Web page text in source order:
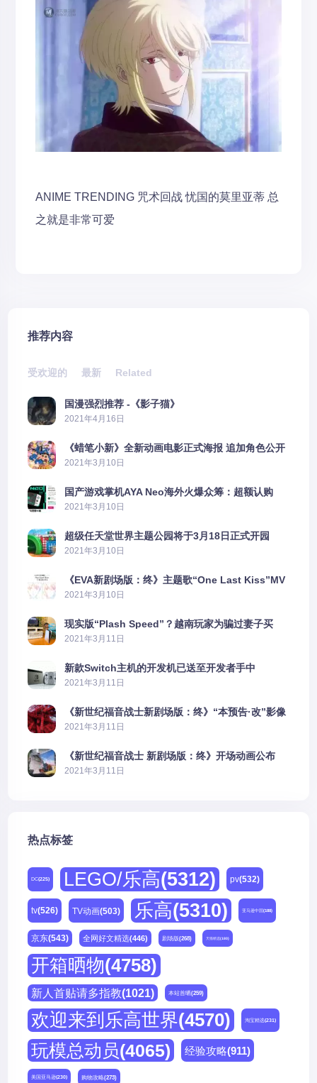
ANIME TRENDING 咒术回战 忧国的莫里亚蒂 总
之就是非常可爱
推荐内容
受欢迎的 最新 Related
国漫强烈推荐 -《影子猫》
2021年4月16日
《蜡笔小新》全新动画电影正式海报 追加角色公开
2021年3月10日
国产游戏掌机AYA Neo海外火爆众筹：超额认购
2606%
2021年3月10日
超级任天堂世界主题公园将于3月18日正式开园
2021年3月10日
《EVA新剧场版：终》主题歌“One Last Kiss”MV
公布
2021年3月10日
现实版“Plash Speed”？越南玩家为骗过妻子买
PS5上演好戏
2021年3月11日
新款Switch主机的开发机已送至开发者手中
2021年3月11日
《新世纪福音战士新剧场版：终》“本预告·改”影像
公开
2021年3月11日
《新世纪福音战士 新剧场版：终》开场动画公布
2021年3月11日
热点标签
DC(225) LEGO/乐高(5312) pv(532)
tv(526) TV动画(503) 乐高(5310) 亚马逊中国(188)
京东(543) 全网好文精选(446) 剧场版(268) 天猫精选(180)
开箱晒物(4758)
新人首贴请多指教(1021) 本站首晒(259)
欢迎来到乐高世界(4570) 淘宝精选(231)
玩模总动员(4065) 经验攻略(911)
美国亚马逊(230) 购物攻略(273)